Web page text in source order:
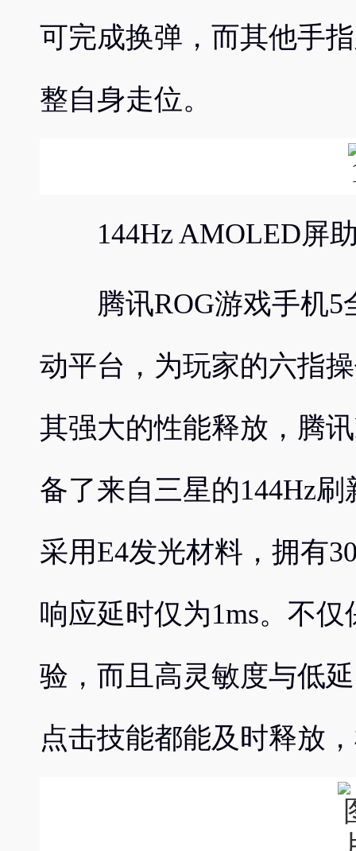
可完成换弹，而其他手
整自身走位。
144Hz AMOLED屏
腾讯ROG游戏手机5
动平台，为玩家的六指
其强大的性能释放，腾
备了来自三星的144Hz
采用E4发光材料，拥有
响应延时仅为1ms。不
验，而且高灵敏度与低
点击技能都能及时释放